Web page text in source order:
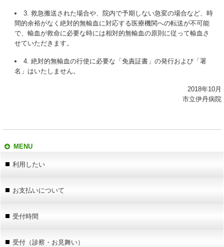
3. 救急搬送された場合や、院内で予期しない急変の場合など、時
間的余裕がなく絶対的無輸血に対応する医療機関への転送が不可能
で、輸血が救命に必要な時には相対的無輸血の原則に従って輸血さ
せていただきます。
4. 絶対的無輸血の行使に必要な「免責証書」の発行および「署
名」はいたしません。
2018年10月
市立伊丹病院
MENU
利用したい
お支払いについて
受付時間
受付（診察・お見舞い）